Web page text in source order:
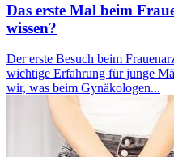
Das erste Mal beim
wissen?
Der erste Besuch beim
wichtige Erfahrung für junge
wir, was beim Gynäkologen...